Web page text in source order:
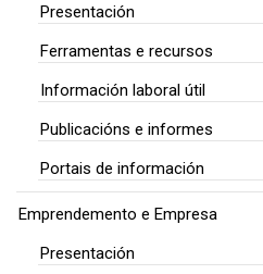
Presentación
Ferramentas e recursos
Información laboral útil
Publicacións e informes
Portais de información
Emprendemento e Empresa
Presentación